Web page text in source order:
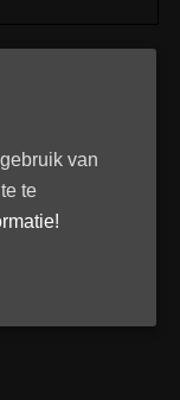
Venlo
van
te